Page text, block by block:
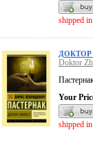
shipped
Doktor
Your
shipped